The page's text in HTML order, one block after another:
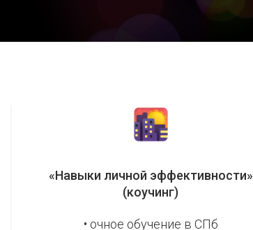
«Навыки личной эффективности»
(коучинг)
• очное обучение в СПб